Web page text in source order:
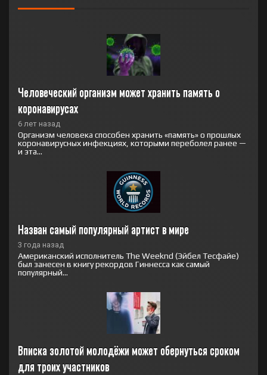
Человеческий организм может хранить память о
коронавирусах
6 лет назад
Организм человека способен хранить «память» о прошлых
коронавирусных инфекциях, которыми переболел ранее —
и эта...
Назван самый популярный артист в мире
3 года назад
Американский исполнитель The Weeknd (Эйбел Тесфайе)
был занесен в книгу рекордов Гиннесса как самый
популярный...
Вписка золотой молодёжи может обернуться сроком
для троих участников